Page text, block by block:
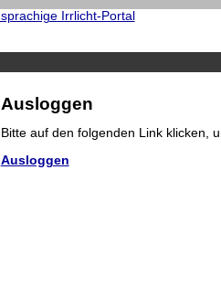
Ausloggen
Bitte auf den folgenden Link klicken,
Ausloggen